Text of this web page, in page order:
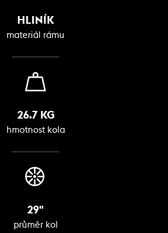
HLINÍK
materiál rámu
26.7 KG
hmotnost kola
29"
průměr kol